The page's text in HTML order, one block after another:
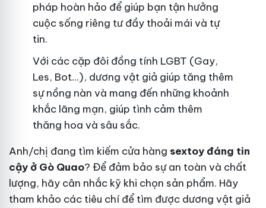
pháp hoàn hảo để giúp bạn tận hưởng
cuộc sống riêng tư đầy thoải mái và tự
tin.
Với các cặp đôi đồng tính LGBT (Gay,
Les, Bot...), dương vật giả giúp tăng thêm
sự nồng nàn và mang đến những khoảnh
khắc lãng mạn, giúp tình cảm thêm
thăng hoa và sâu sắc.
Anh/chị đang tìm kiếm cửa hàng sextoy đáng tin
cậy ở Gò Quao? Để đảm bảo sự an toàn và chất
lượng, hãy cân nhắc kỹ khi chọn sản phẩm. Hãy
tham khảo các tiêu chí để tìm được dương vật giả